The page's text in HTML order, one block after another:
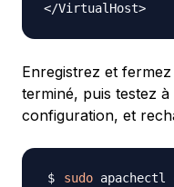
Enregistrez et
terminé, puis testez
configuration, et
sudo